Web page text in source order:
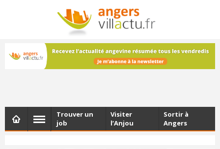
NEWSLETTER
Les dernières actualités d'Angers, chaque vendredi dans
votre boîte e-mail
Trouver un
job
Visiter
l’Anjou
Sortir à
Angers